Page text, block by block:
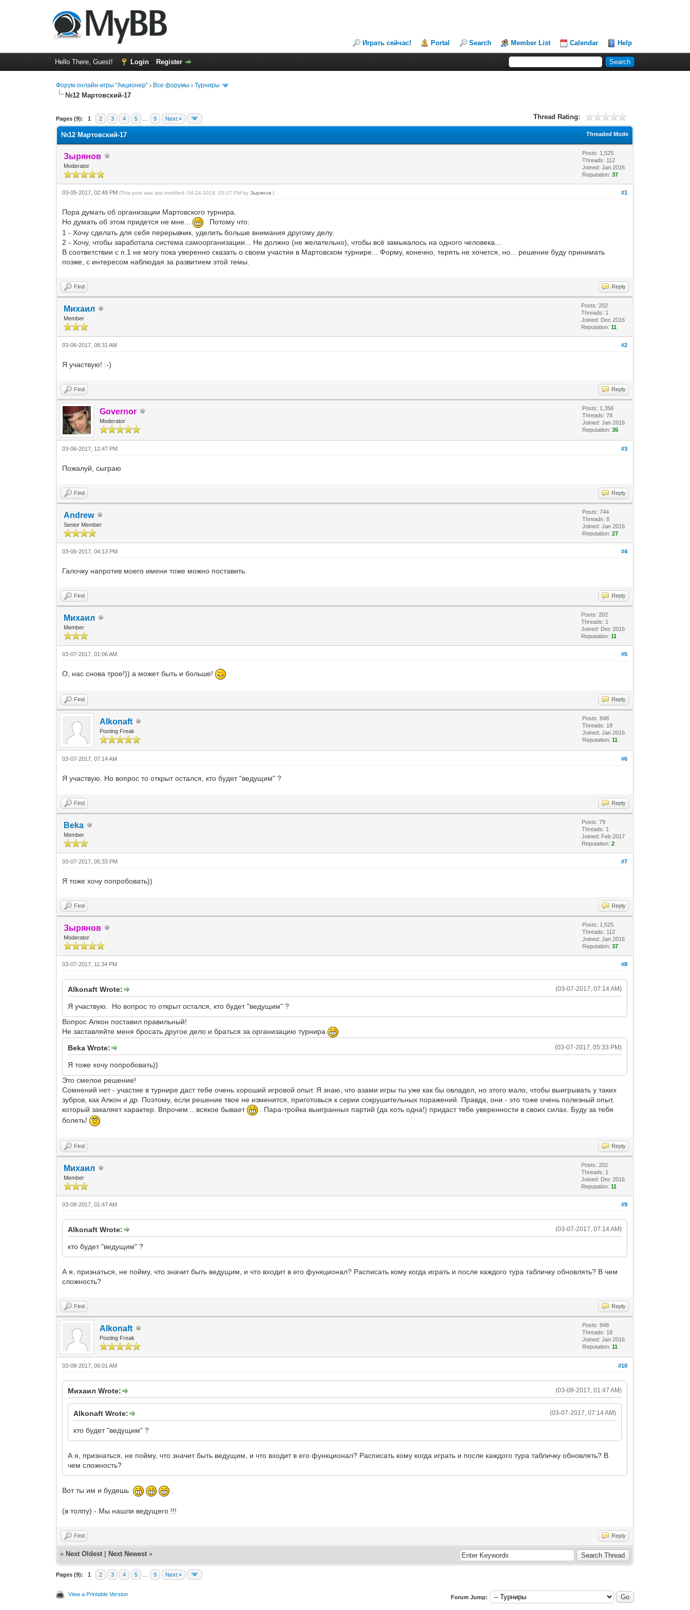
Играть сейчас! Portal Search Member List Calendar Help
Hello There, Guest! Login Register
Форум онлайн-игры "Акционер" › Все форумы ›Турниры
№12 Мартовский-17
Pages (9): 1 2 3 4 5 9 Next » Thread Rating:
0 Vote(s) - 0 Average
1
2
3
4
5
Threaded Mode
№12 Мартовский-17
Зырянов
Moderator
Posts: 1,525
Threads: 112
Joined: Jan 2016
Reputation:37
#1
03-05-2017, 02:48 PM(This post was last modified: 04-24-2019, 03:27 PM byЗырянов .)
Пора думать об организации Мартовского турнира.
Но думать об этом придется не мне...
Потому что:
1 - Хочу сделать для себя перерывчик, уделить больше внимания другому делу.
2 - Хочу, чтобы заработала система самоорганизации... Не должно (не желательно), чтобы всё замыкалось на одного человека...
В соответствии с п.1 не могу пока уверенно сказать о своем участии в Мартовском турнире... Форму, конечно, терять не хочется, но... решение буду принимать
позже, с интересом наблюдая за развитием этой темы.
Find Reply
Михаил
Member
Posts: 202
Threads: 1
Joined: Dec 2016
Reputation:11
#2
03-06-2017, 08:31 AM
Я участвую! :-)
Find Reply
Governor
Moderator
Posts: 1,356
Threads: 78
Joined: Jan 2016
Reputation:35
#3
03-06-2017, 12:47 PM
Пожалуй, сыграю
Find Reply
Andrew
Senior Member
Posts: 744
Threads: 8
Joined: Jan 2016
Reputation:27
#4
03-06-2017, 04:13 PM
Галочку напротив моего имени тоже можно поставить.
Find Reply
Михаил
Member
Posts: 202
Threads: 1
Joined: Dec 2016
Reputation:11
#5
03-07-2017, 01:06 AM
О, нас снова трое!)) а может быть и больше!
Find Reply
Alkonaft
Posting Freak
Posts: 848
Threads: 18
Joined: Jan 2016
Reputation:11
#6
03-07-2017, 07:14 AM
Я участвую. Но вопрос то открыт остался, кто будет "ведущим" ?
Find Reply
Beka
Member
Posts: 79
Threads: 1
Joined: Feb 2017
Reputation:2
#7
03-07-2017, 05:33 PM
Я тоже хочу попробовать))
Find Reply
Зырянов
Moderator
Posts: 1,525
Threads: 112
Joined: Jan 2016
Reputation:37
#8
03-07-2017, 11:34 PM
(03-07-2017, 07:14 AM)
Alkonaft Wrote:
Я участвую. Но вопрос то открыт остался, кто будет "ведущим" ?
Вопрос Алкон поставил правильный!
Не заставляйте меня бросать другое дело и браться за организацию турнира
(03-07-2017, 05:33 PM)
Beka Wrote:
Я тоже хочу попробовать))
Это смелое решение!
Сомнений нет - участие в турнире даст тебе очень хороший игровой опыт. Я знаю, что азами игры ты уже как бы овладел, но этого мало, чтобы выигрывать у таких
зубров, как Алкон и др. Поэтому, если решение твое не изменится, приготовься к серии сокрушительных поражений. Правда, они - это тоже очень полезный опыт,
который закаляет характер. Впрочем... всякое бывает
. Пара-тройка выигранных партий (да хоть одна!) придаст тебе уверенности в своих силах. Буду за тебя
болеть!
Find Reply
Михаил
Member
Posts: 202
Threads: 1
Joined: Dec 2016
Reputation:11
#9
03-08-2017, 01:47 AM
(03-07-2017, 07:14 AM)
Alkonaft Wrote:
кто будет "ведущим" ?
А я, признаться, не пойму, что значит быть ведущим, и что входит в его функционал? Расписать кому когда играть и после каждого тура табличку обновлять? В чем
сложность?
Find Reply
Alkonaft
Posting Freak
Posts: 848
Threads: 18
Joined: Jan 2016
Reputation:11
#10
03-08-2017, 06:01 AM
(03-08-2017, 01:47 AM)
Михаил Wrote:
(03-07-2017, 07:14 AM)
Alkonaft Wrote:
кто будет "ведущим" ?
А я, признаться, не пойму, что значит быть ведущим, и что входит в его функционал? Расписать кому когда играть и после каждого тура табличку обновлять? В
чем сложность?
Вот ты им и будешь
(в толпу) - Мы нашли ведущего !!!
Find Reply
« Next Oldest Next Newest »
Pages (9): 1 2 3 4 5 9 Next »
View a Printable Version Forum Jump: